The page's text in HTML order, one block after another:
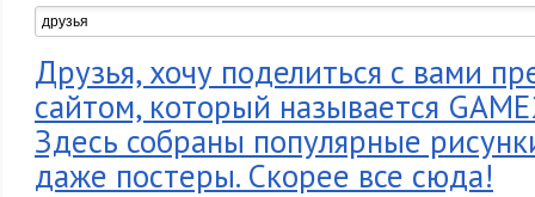
Друзья, хочу поделиться с вами
сайтом, который называется
Здесь собраны популярные
даже постеры. Скорее все сюда!